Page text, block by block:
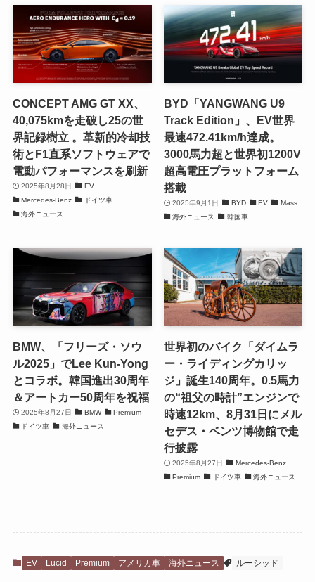
CONCEPT AMG GT XX、
40,075kmを走破し25の世
界記録樹立 。革新的冷却技
術とF1直系ソフトウェアで
電動パフォーマンスを刷新
2025年8月28日
EV
Mercedes-Benz
ドイツ車
海外ニュース
BYD「YANGWANG U9
Track Edition」、EV世界
最速472.41km/h達成。
3000馬力超と世界初1200V
超高電圧プラットフォーム
搭載
2025年9月1日 BYD EV
Mass
海外ニュース
韓国車
BMW、「フリーズ・ソウ
ル2025」でLee Kun-Yong
とコラボ。韓国進出30周年
＆アートカー50周年を祝福
2025年8月27日 BMW
Premium
ドイツ車
海外ニュース
世界初のバイク「ダイムラ
ー・ライディングカリッ
ジ」誕生140周年。0.5馬力
の“祖父の時計”エンジンで
時速12km、8月31日にメル
セデス・ベンツ博物館で走
行披露
2025年8月27日
Mercedes-Benz
Premium
ドイツ車 海外ニュース
EV Lucid Premium アメリカ車 海外ニュース ルーシッド